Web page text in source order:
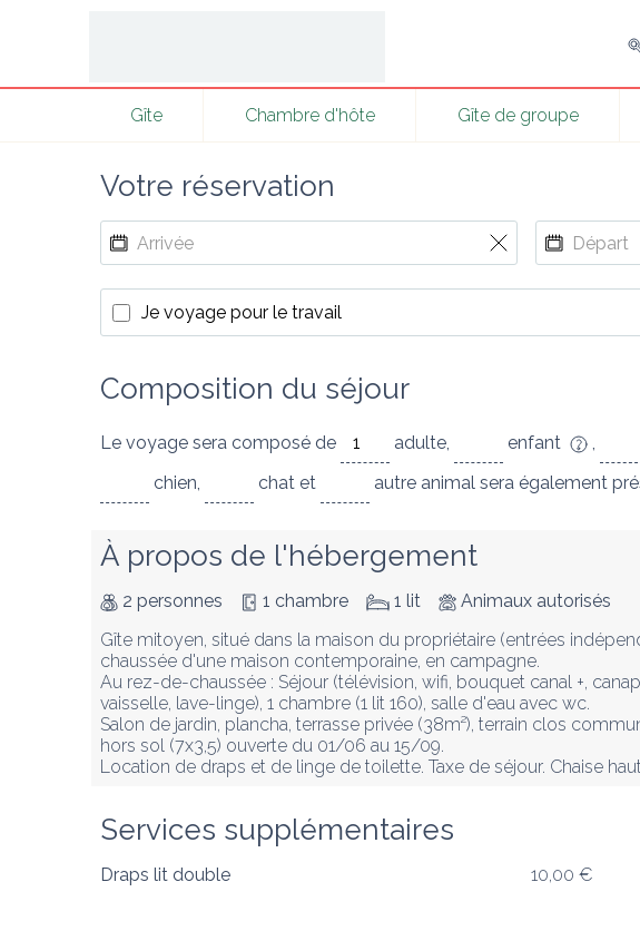
Gîte Chambre d'hôte Gîte de groupe
Votre réservation
Je voyage pour le travail
Composition du séjour
Le voyage sera composé de adulte, enfant ,
chien, chat et autre animal sera également
À propos de l'hébergement
2 personnes 1 chambre 1 lit
Animaux autorisés
Gîte mitoyen, situé dans la maison du propriétaire (entrées
chaussée d'une maison contemporaine, en campagne.
Au rez-de-chaussée : Séjour (télévision, wifi, bouquet canal +,
vaisselle, lave-linge), 1 chambre (1 lit 160), salle d'eau avec wc.
Salon de jardin, plancha, terrasse privée (38m²), terrain clos
hors sol (7x3,5) ouverte du 01/06 au 15/09.
Location de draps et de linge de toilette. Taxe de séjour. Chaise
Services supplémentaires
Draps lit double 10,00 €